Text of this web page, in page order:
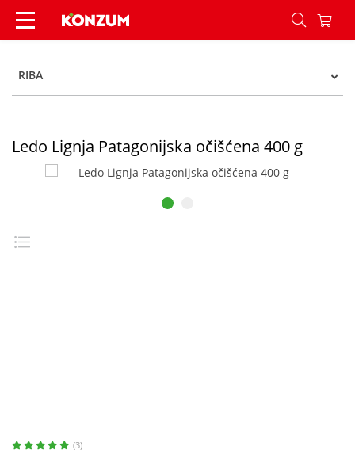
Ledo Lignja Patagonijska očišćena 400 g -
RIBA
Ledo Lignja Patagonijska očišćena 400 g
(3)